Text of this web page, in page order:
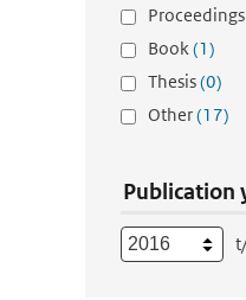
Proceedings
Book(1)
Thesis(0)
Other(17)
Publication